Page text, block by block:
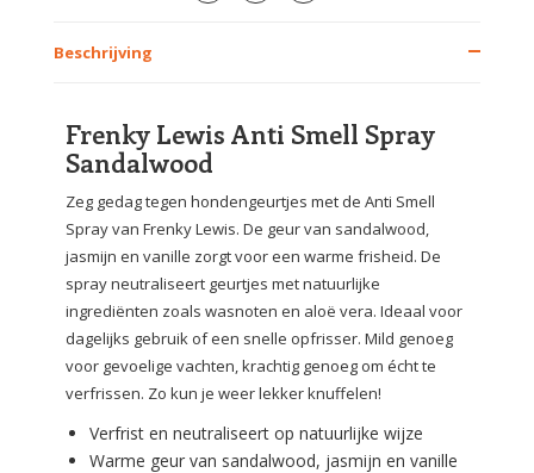
Beschrijving
Frenky Lewis Anti Smell Spray
Sandalwood
Zeg gedag tegen hondengeurtjes met de Anti Smell
Spray van Frenky Lewis. De geur van sandalwood,
jasmijn en vanille zorgt voor een warme frisheid. De
spray neutraliseert geurtjes met natuurlijke
ingrediënten zoals wasnoten en aloë vera. Ideaal voor
dagelijks gebruik of een snelle opfrisser. Mild genoeg
voor gevoelige vachten, krachtig genoeg om écht te
verfrissen. Zo kun je weer lekker knuffelen!
Verfrist en neutraliseert op natuurlijke wijze
Warme geur van sandalwood, jasmijn en vanille